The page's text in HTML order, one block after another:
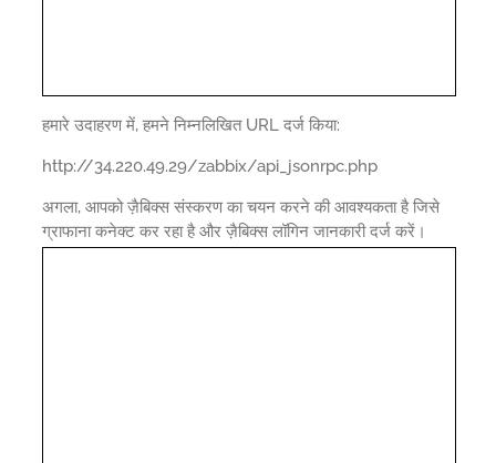
हमारे उदाहरण में, हमने निम्नलिखित URL दर्ज किया:
http://34.220.49.29/zabbix/api_jsonrpc.php
अगला, आपको ज़ैबिक्स संस्करण का चयन करने की आवश्यकता है जिसे
ग्राफाना कनेक्ट कर रहा है और ज़ैबिक्स लॉगिन जानकारी दर्ज करें।